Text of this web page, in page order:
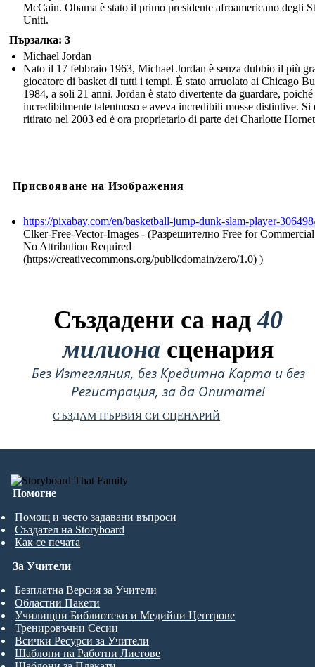
McCain. Obama è stato il primo presidente afroamericano degli
Uniti.
Пързалка: 3
Michael Jordan
Nato il 17 febbraio 1963, Michael Jordan è senza dubbio il più
giocatore di basket di tutti i tempi. È stato arruolato ai Chicago
1984, a soli 21 anni. Jordan è stato divertente da guardare, poiché
incredibilmente talentuoso e aveva incredibili mosse distintive. Si
ritirato nel 2003 ed è ora proprietario di parte dei Charlotte
Присвояване на Изображения
https://pixabay.com/en/basketball-jump-dunk-slam-player-
Clker-Free-Vector-Images - (Разрешително Free for
No Attribution Required
(https://creativecommons.org/publicdomain/zero/1.0) )
Създадени са над40
милиона сценария
Без Изтегляния, без Кредитна Карта и без
Регистрация, за да Опитате!
СЪЗДАМ ПЪРВИЯ СИ СЦЕНАРИЙ
Помогне
Помощ и често задавани въпроси
Създател на Storyboard
Как се печата
За Учители
Безплатна Версия за Учители
Областни Пакети
Училищни Библиотеки и Медийни Центрове
Тренировъчни Сесии
Всички Ресурси за Учители
Шаблони на Работни Листове